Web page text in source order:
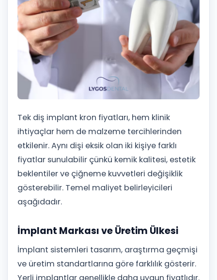
Tek diş implant kron fiyatları, hem klinik
ihtiyaçlar hem de malzeme tercihlerinden
etkilenir. Aynı dişi eksik olan iki kişiye farklı
fiyatlar sunulabilir çünkü kemik kalitesi, estetik
beklentiler ve çiğneme kuvvetleri değişiklik
gösterebilir. Temel maliyet belirleyicileri
aşağıdadır.
İmplant Markası ve Üretim Ülkesi
İmplant sistemleri tasarım, araştırma geçmişi
ve üretim standartlarına göre farklılık gösterir.